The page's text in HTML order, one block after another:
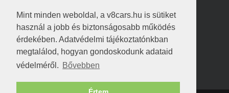
Mint minden weboldal, a v8cars.hu is sütiket
használ a jobb és biztonságosabb működés
érdekében. Adatvédelmi tájékoztatónkban
megtalálod, hogyan gondoskodunk adataid
védelméről. Bővebben
kortisz:Elszúrtam! Én csak két
darabbaal számoltam. Nem tudtam, hogy fél autót,
Béke:
!fasza Örültem is nagyon, amikor